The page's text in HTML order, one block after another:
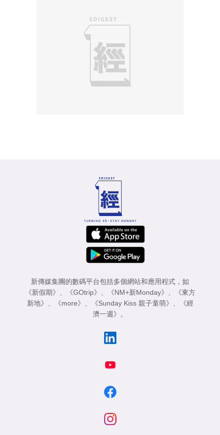
新傳媒集團的數碼平台包括多個網站和應用程式，如
《新假期》 、 《GOtrip》 、 《NM+新Monday》 、
《東方
新地》 、 《more》 、 《Sunday Kiss 親子童萌》 、
《經
濟一週》 。